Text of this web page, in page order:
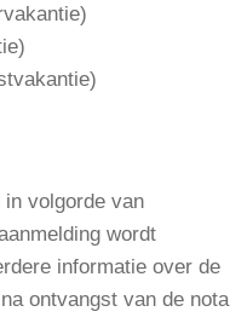
in volgorde van
wordt
informatie over de
ontvangst van de nota